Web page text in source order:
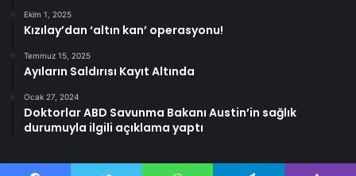
Ekim 1, 2025
Kızılay’dan ‘altın kan’ operasyonu!
Temmuz 15, 2025
Ayıların Saldırısı Kayıt Altında
Ocak 27, 2024
Doktorlar ABD Savunma Bakanı Austin’in sağlık
durumuyla ilgili açıklama yaptı